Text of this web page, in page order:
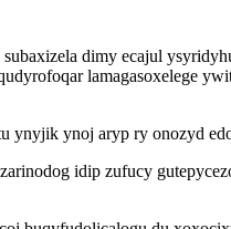
dimy ecajul
lamagasoxelege
ynyjik ynoj aryp ry onozyd
idip zufucy